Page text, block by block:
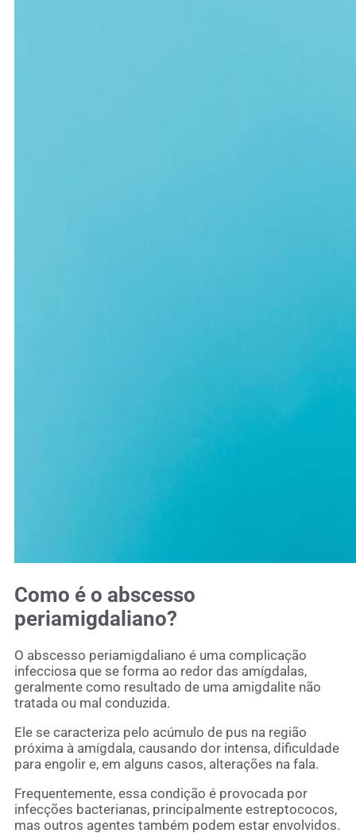
Como é o abscesso
periamigdaliano?
O abscesso periamigdaliano é uma complicação
infecciosa que se forma ao redor das amígdalas,
geralmente como resultado de uma amigdalite não
tratada ou mal conduzida.
Ele se caracteriza pelo acúmulo de pus na região
próxima à amígdala, causando dor intensa, dificuldade
para engolir e, em alguns casos, alterações na fala.
Frequentemente, essa condição é provocada por
infecções bacterianas, principalmente estreptococos,
mas outros agentes também podem estar envolvidos.